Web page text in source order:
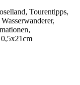
Tourentipps,